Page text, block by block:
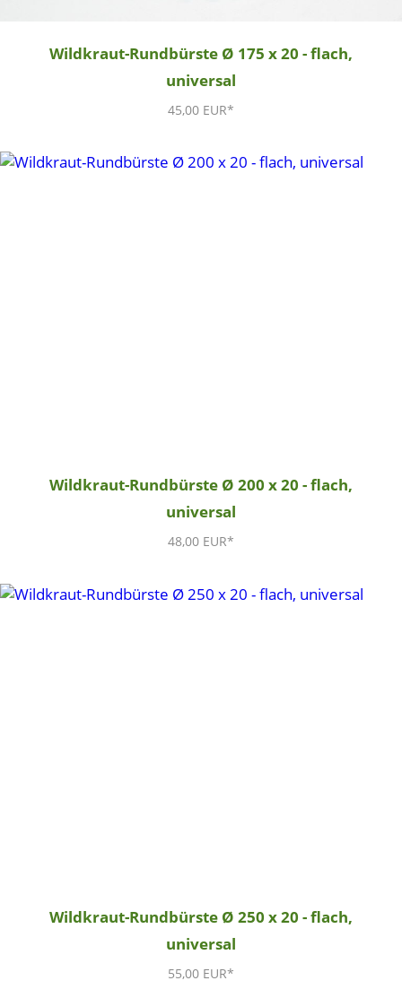
Wildkraut-Rundbürste Ø 175 x 20 - flach,
universal
45,00 EUR*
Wildkraut-Rundbürste Ø 200 x 20 - flach,
universal
48,00 EUR*
Wildkraut-Rundbürste Ø 250 x 20 - flach,
universal
55,00 EUR*